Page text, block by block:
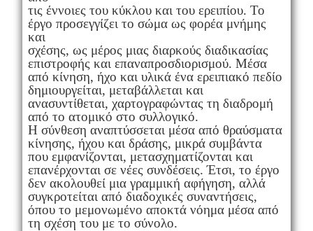
τις έννοιες του κύκλου και του ερειπίου. Το
έργο προσεγγίζει το σώμα ως φορέα μνήμης
και
σχέσης, ως μέρος μιας διαρκούς διαδικασίας
επιστροφής και επαναπροσδιορισμού. Μέσα
από κίνηση, ήχο και υλικά ένα ερειπιακό πεδίο
δημιουργείται, μεταβάλλεται και
ανασυντίθεται, χαρτογραφώντας τη διαδρομή
από το ατομικό στο συλλογικό.
Η σύνθεση αναπτύσσεται μέσα από θραύσματα
κίνησης, ήχου και δράσης, μικρά συμβάντα
που εμφανίζονται, μετασχηματίζονται και
επανέρχονται σε νέες συνδέσεις. Έτσι, το έργο
δεν ακολουθεί μια γραμμική αφήγηση, αλλά
συγκροτείται από διαδοχικές συναντήσεις,
όπου το μεμονωμένο αποκτά νόημα μέσα από
τη σχέση του με το σύνολο.